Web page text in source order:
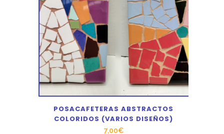
POSACAFETERAS ABSTRACTOS
COLORIDOS (VARIOS DISEÑOS)
7,00€